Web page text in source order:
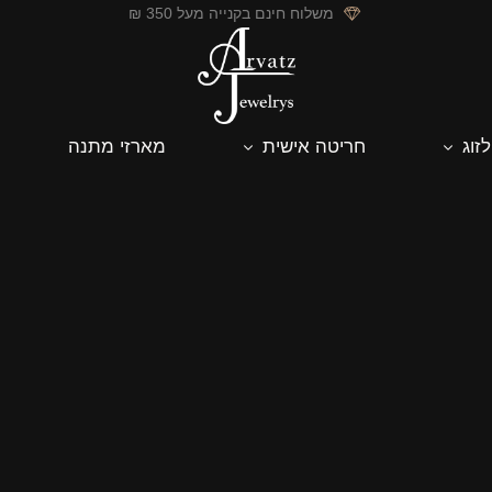
משלוח חינם בקנייה מעל 350 ₪
לזוג חריטה אישית מארזי מתנה